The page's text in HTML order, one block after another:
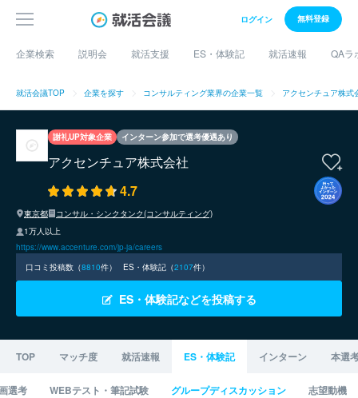
ログイン 無料登録
企業検索 説明会 就活支援 ES・体験記 就活速報 QAラ
就活会議TOP 企業を探す コンサルティング業界の企業一覧 アクセンチュア株式
謝礼UP対象企業 インターン参加で選考優遇あり
アクセンチュア株式会社
4.7
東京都
コンサル・シンクタンク(コンサルティング)
1万人以上
https://www.accenture.com/jp-ja/careers
口コミ投稿数（8810件） ES・体験記（2107件）
ES・体験記などを投稿する
TOP マッチ度 就活速報 ES・体験記 インターン 本選
選考 WEBテスト・筆記試験 グループディスカッション 志望動機